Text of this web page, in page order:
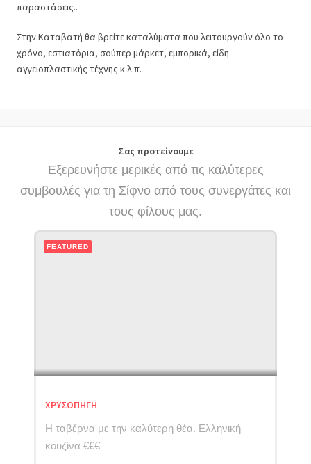
παραστάσεις..
Στην Καταβατή θα βρείτε καταλύματα που λειτουργούν όλο το
χρόνο, εστιατόρια, σούπερ μάρκετ, εμπορικά, είδη
αγγειοπλαστικής τέχνης κ.λ.π.
Σας προτείνουμε
Εξερευνήστε μερικές από τις καλύτερες
συμβουλές για τη Σίφνο από τους συνεργάτες και
τους φίλους μας.
FEATURED
ΧΡΥΣΟΠΗΓΗ
Η ταβέρνα με την καλύτερη θέα. Ελληνική
κουζίνα €€€